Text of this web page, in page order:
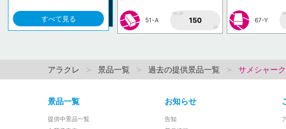
すべて見る 51-A
1PLAY
150
AP
67-Y
アラクレ 景品一覧 過去の提供景品一覧 サメシャー
景品一覧
提供中景品一覧
お知らせ
告知